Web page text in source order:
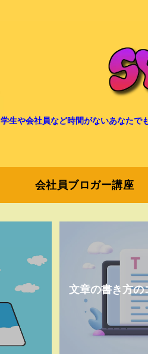
学生や会社員など時間がないあなたで
会社員ブロガー講座
文章の書き方の